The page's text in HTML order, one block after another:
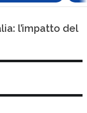
l’impatto del